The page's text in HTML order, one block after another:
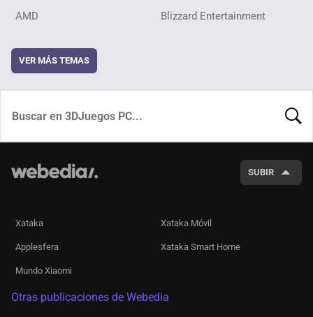
AMD Blizzard Entertainment
VER MÁS TEMAS
SUBIR
Xataka Xataka Móvil
Applesfera Xataka Smart Home
Mundo Xiaomi
Otras publicaciones de Webedia